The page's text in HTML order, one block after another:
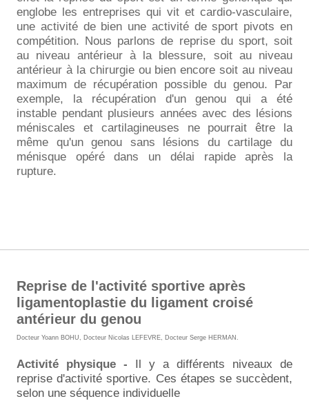
englobe les entreprises qui vit et cardio-vasculaire,
une activité de bien une activité de sport pivots en
compétition. Nous parlons de reprise du sport, soit
au niveau antérieur à la blessure, soit au niveau
antérieur à la chirurgie ou bien encore soit au niveau
maximum de récupération possible du genou. Par
exemple, la récupération d'un genou qui a été
instable pendant plusieurs années avec des lésions
méniscales et cartilagineuses ne pourrait être la
même qu'un genou sans lésions du cartilage du
ménisque opéré dans un délai rapide après la
rupture.
Reprise de l'activité sportive après
ligamentoplastie du ligament croisé
antérieur du genou
Docteur Yoann BOHU, Docteur Nicolas LEFEVRE, Docteur Serge HERMAN .
Activité physique - Il y a différents niveaux de
reprise d'activité sportive. Ces étapes se succèdent,
selon une séquence individuelle